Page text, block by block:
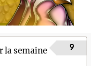
la semaine
9